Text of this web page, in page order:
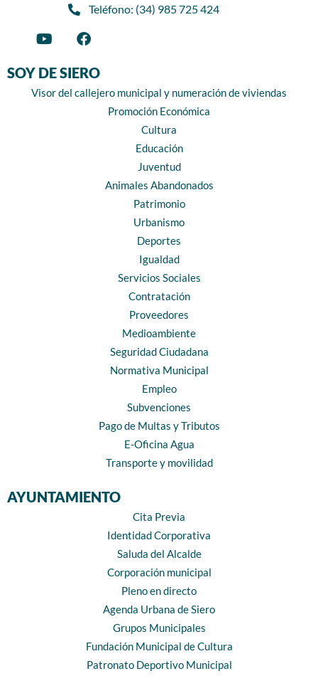
Teléfono: (34) 985 725 424
SOY DE SIERO
Visor del callejero municipal y numeración de viviendas
Promoción Económica
Cultura
Educación
Juventud
Animales Abandonados
Patrimonio
Urbanismo
Deportes
Igualdad
Servicios Sociales
Contratación
Proveedores
Medioambiente
Seguridad Ciudadana
Normativa Municipal
Empleo
Subvenciones
Pago de Multas y Tributos
E-Oficina Agua
Transporte y movilidad
AYUNTAMIENTO
Cita Previa
Identidad Corporativa
Saluda del Alcalde
Corporación municipal
Pleno en directo
Agenda Urbana de Siero
Grupos Municipales
Fundación Municipal de Cultura
Patronato Deportivo Municipal